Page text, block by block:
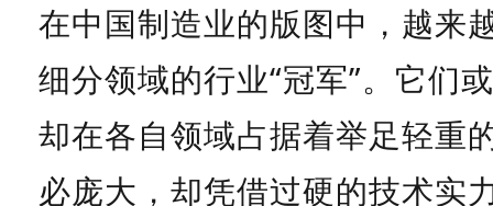
在中国制造业的版图中，越来
细分领域的行业“冠军”。它们
却在各自领域占据着举足轻重
必庞大，却凭借过硬的技术实